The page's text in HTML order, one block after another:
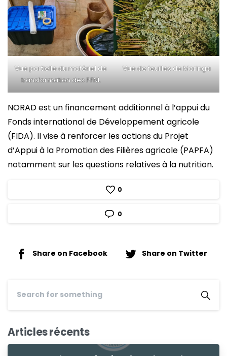
Vue partielle du matériel de
transformation des PFNL
Vue de feuilles de Moringa
NORAD est un financement additionnel à l’appui du
Fonds international de Développement agricole
(FIDA). Il vise à renforcer les actions du Projet
d’Appui à la Promotion des Filières agricole (PAPFA)
notamment sur les questions relatives à la nutrition.
0
0
Share on Facebook Share on Twitter
Articles récents